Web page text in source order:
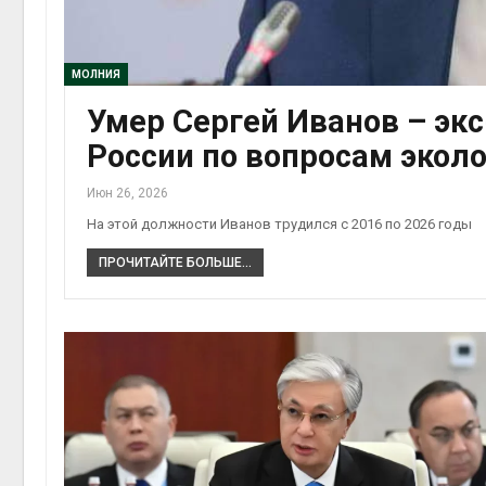
МОЛНИЯ
Умер Сергей Иванов –
России по вопросам
Июн 26, 2026
На этой должности Иванов трудился с 2016 по 2026 годы
ПРОЧИТАЙТЕ БОЛЬШЕ...
Суд запретил
использовать
израильской тюрьмы
Авг 5, 2026
Авг 6,
Авг 6,